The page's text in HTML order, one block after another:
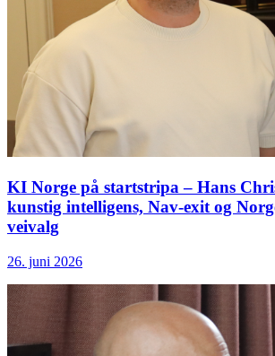
KI Norge på startstripa – Hans
kunstig intelligens, Nav-exit og
veivalg
26. juni 2026